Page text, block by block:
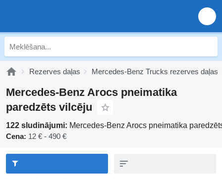
Rezerves daļas Mercedes-Benz Trucks rezerves daļas
Mercedes-Benz Arocs pneimatika
paredzēts vilcēju
122 sludinājumi: Mercedes-Benz Arocs pneimatika
Cena: 12 € - 490 €